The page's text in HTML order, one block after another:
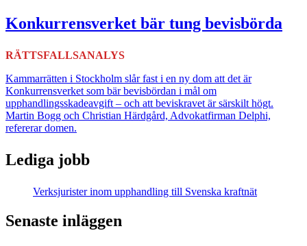
Konkurrensverket bär tung bevisbörda
RÄTTSFALLSANALYS
Kammarrätten i Stockholm slår fast i en ny dom att det är
Konkurrensverket som bär bevisbördan i mål om
upphandlingsskadeavgift – och att beviskravet är särskilt högt.
Martin Bogg och Christian Härdgård, Advokatfirman Delphi,
refererar domen.
Lediga jobb
Verksjurister inom upphandling till Svenska kraftnät
Senaste inläggen